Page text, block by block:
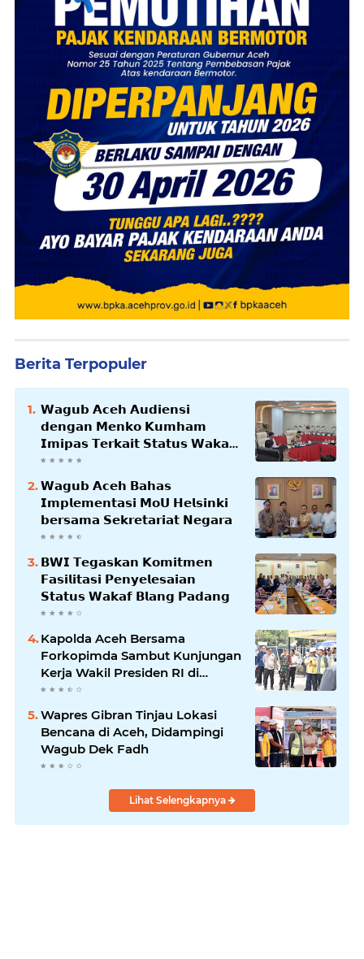
Berita Terpopuler
𝗪𝗮𝗴𝘂𝗯 𝗔𝗰𝗲𝗵 𝗔𝘂𝗱𝗶𝗲𝗻𝘀𝗶
𝗱𝗲𝗻𝗴𝗮𝗻 𝗠𝗲𝗻𝗸𝗼 𝗞𝘂𝗺𝗵𝗮𝗺
𝗜𝗺𝗶𝗽𝗮𝘀 𝗧𝗲𝗿𝗸𝗮𝗶𝘁 𝗦𝘁𝗮𝘁𝘂𝘀 𝗪𝗮𝗸𝗮𝗳
𝗕𝗹𝗮𝗻𝗴𝗽𝗮𝗱𝗮𝗻𝗴
𝗪𝗮𝗴𝘂𝗯 𝗔𝗰𝗲𝗵 𝗕𝗮𝗵𝗮𝘀
𝗜𝗺𝗽𝗹𝗲𝗺𝗲𝗻𝘁𝗮𝘀𝗶 𝗠𝗼𝗨 𝗛𝗲𝗹𝘀𝗶𝗻𝗸𝗶
𝗯𝗲𝗿𝘀𝗮𝗺𝗮 𝗦𝗲𝗸𝗿𝗲𝘁𝗮𝗿𝗶𝗮𝘁 𝗡𝗲𝗴𝗮𝗿𝗮
𝗕𝗪𝗜 𝗧𝗲𝗴𝗮𝘀𝗸𝗮𝗻 𝗞𝗼𝗺𝗶𝘁𝗺𝗲𝗻
𝗙𝗮𝘀𝗶𝗹𝗶𝘁𝗮𝘀𝗶 𝗣𝗲𝗻𝘆𝗲𝗹𝗲𝘀𝗮𝗶𝗮𝗻
𝗦𝘁𝗮𝘁𝘂𝘀 𝗪𝗮𝗸𝗮𝗳 𝗕𝗹𝗮𝗻𝗴 𝗣𝗮𝗱𝗮𝗻𝗴
Kapolda Aceh Bersama
Forkopimda Sambut Kunjungan
Kerja Wakil Presiden RI di
Kabupaten Bireuen
Wapres Gibran Tinjau Lokasi
Bencana di Aceh, Didampingi
Wagub Dek Fadh
Lihat Selengkapnya